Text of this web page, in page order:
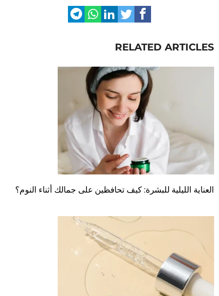
RELATED ARTICLES
العناية الليلية للبشرة: كيف تحافظين على جمالك أثناء النوم؟